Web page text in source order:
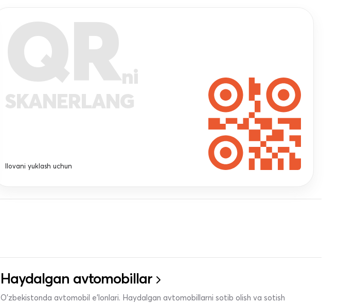
QRni
SKANERLANG
Ilovani yuklash uchun
Haydalgan avtomobillar
O'zbekistonda avtomobil e’lonlari. Haydalgan avtomobillarni sotib olish va sotish